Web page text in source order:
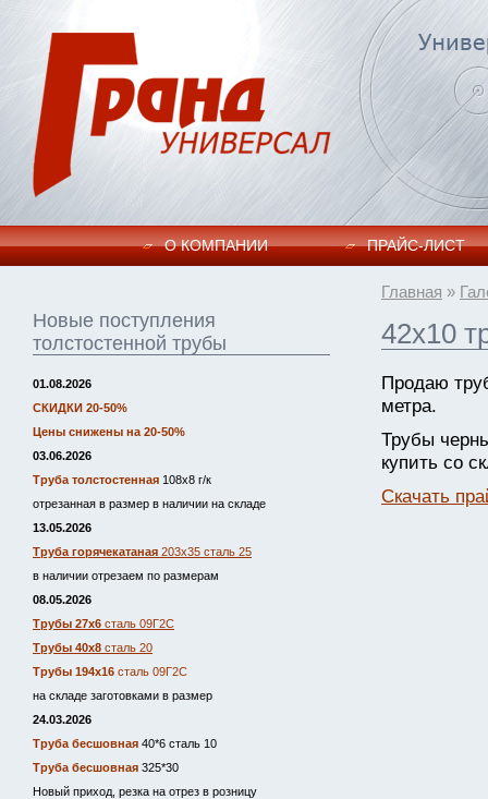
О КОМПАНИИ ПРАЙC-ЛИСТ
Новые поступления
толстостенной трубы
01.08.2026
СКИДКИ 20-50%
Цены снижены на 20-50%
03.06.2026
Труба толстостенная 108х8 г/к
отрезанная в размер в наличии на складе
13.05.2026
Труба горячекатаная 203х35 сталь 25
в наличии отрезаем по размерам
08.05.2026
Трубы 27х6 сталь 09Г2С
Трубы 40х8 сталь 20
Трубы 194х16 сталь 09Г2С
на складе заготовками в размер
24.03.2026
Труба бесшовная 40*6 сталь 10
Труба бесшовная 325*30
Новый приход, резка на отрез в розницу
Главная »
42х10
Продаю
метра.
Трубы
купить со
Скачать